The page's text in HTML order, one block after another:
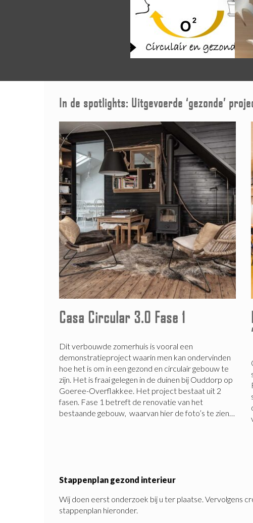
In de spotlights: Uitgevoerde ‘gezonde’
Casa Circular 3.0 Fase 1
Dit verbouwde zomerhuis is vooral een
demonstratieproject waarin men kan ondervinden
hoe het is om in een gezond en circulair gebouw te
zijn. Het is fraai gelegen in de duinen bij Ouddorp op
Goeree-Overflakkee. Het project bestaat uit 2
fasen. Fase 1 betreft de renovatie van het
bestaande gebouw, waarvan hier de foto’s te zien…
Stappenplan gezond interieur
Wij doen eerst onderzoek bij u ter plaatse. Vervolgens
stappenplan hieronder.